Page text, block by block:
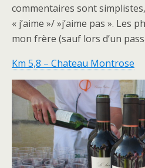
commentaires sont
« j’aime »/ »j’aime pas ». Les
mon frère (sauf lors d’un
Km 5,8 – Chateau Montrose